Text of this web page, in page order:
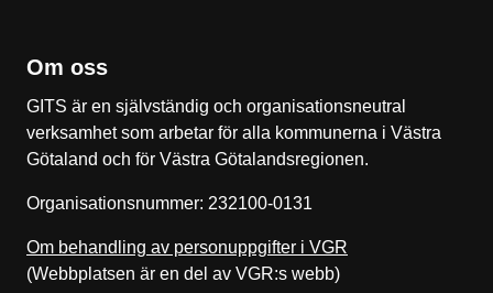
Om oss
GITS är en självständig och organisationsneutral
verksamhet som arbetar för alla kommunerna i Västra
Götaland och för Västra Götalandsregionen.
Organisationsnummer: 232100-0131
Om behandling av personuppgifter i VGR
(Webbplatsen är en del av VGR:s webb)